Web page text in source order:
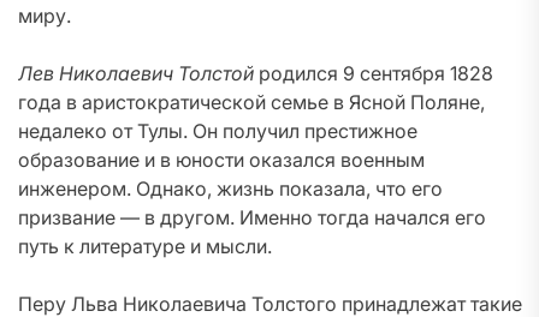
миру.
Лев Николаевич Толстой родился 9 сентября 1828
года в аристократической семье в Ясной Поляне,
недалеко от Тулы. Он получил престижное
образование и в юности оказался военным
инженером. Однако, жизнь показала, что его
призвание — в другом. Именно тогда начался его
путь к литературе и мысли.
Перу Льва Николаевича Толстого принадлежат такие